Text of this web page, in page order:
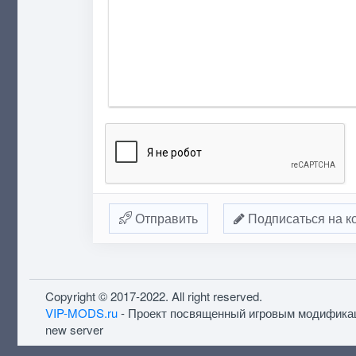
Отправить Подписаться на
Copyright © 2017-2022. All right reserved.
VIP-MODS.ru- Проект посвященный игровым
new server